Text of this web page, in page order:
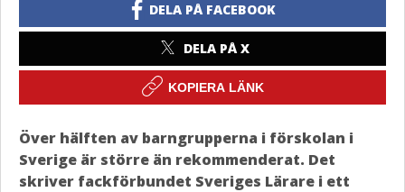
DELA PÅ FACEBOOK
DELA PÅ X
KOPIERA LÄNK
Över hälften av barngrupperna i förskolan i
Sverige är större än rekommenderat. Det
skriver fackförbundet Sveriges Lärare i ett